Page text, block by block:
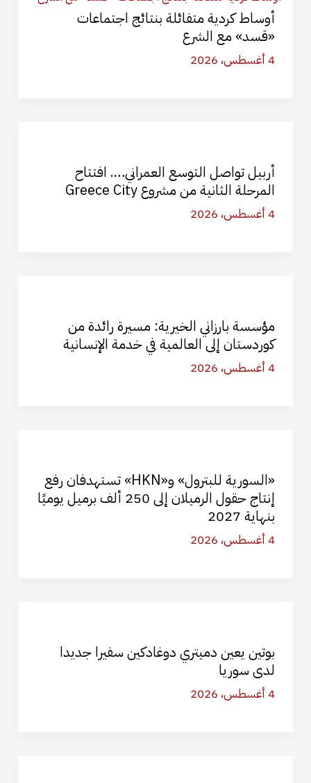
أوساط كردية متفائلة بنتائج اجتماعات
«قسد» مع الشرع
4 أغسطس، 2026
أربيل تواصل التوسع العمراني…. افتتاح
المرحلة الثانية من مشروع Greece City
4 أغسطس، 2026
مؤسسة بارزاني الخيرية: مسيرة رائدة من
كوردستان إلى العالمية في خدمة الإنسانية
4 أغسطس، 2026
«السورية للبترول» و«HKN» تستهدفان رفع
إنتاج حقول الرميلان إلى 250 ألف برميل يوميًا
بنهاية 2027
4 أغسطس، 2026
بوتين يعين دميتري دوغادكين سفيرا جديدا
لدى سوريا
4 أغسطس، 2026